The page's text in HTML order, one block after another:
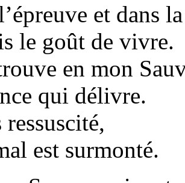
et dans
le goût de vivre.
en mon
qui délivre.
ressuscité,
est surmonté.